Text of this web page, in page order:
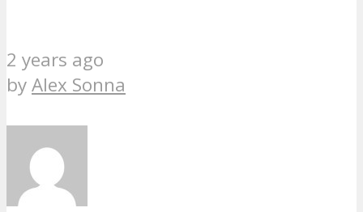
2 years ago
byAlex Sonna